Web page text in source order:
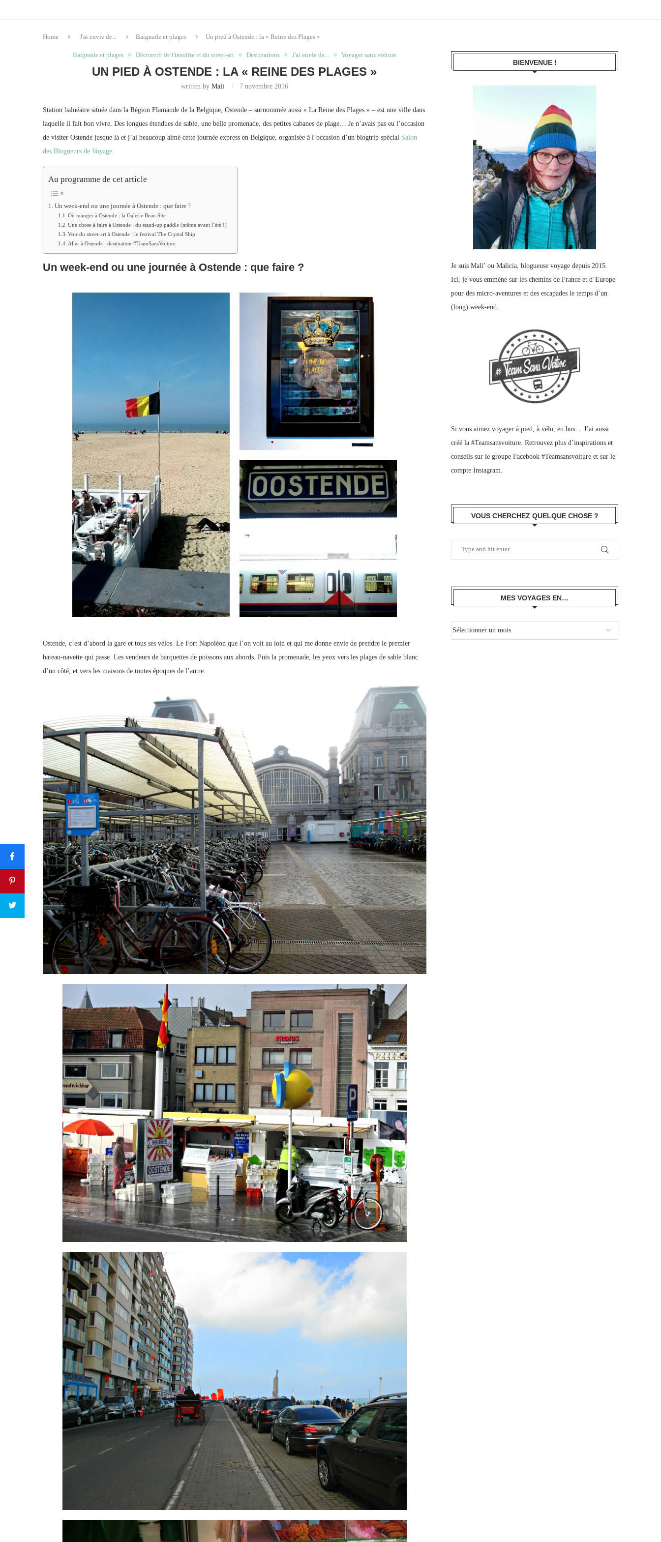
Home J'ai envie de... Baignade et plages Un pied à Ostende : la « Reine des Plages »
Baignade et plages Découvrir de l'insolite et du street-art Destinations J'ai envie de... Voyager sans voiture
UN PIED À OSTENDE : LA « REINE DES PLAGES »
written by Mali 7 novembre 2016
Station balnéaire située dans la Région Flamande de la Belgique, Ostende – surnommée aussi « La Reine des Plages » – est une ville dans
laquelle il fait bon vivre. Des longues étendues de sable, une belle promenade, des petites cabanes de plage… Je n’avais pas eu l’occasion
de visiter Ostende jusque là et j’ai beaucoup aimé cette journée express en Belgique, organisée à l’occasion d’un blogtrip spécial Salon
des Blogueurs de Voyage.
Au programme de cet article
Un week-end ou une journée à Ostende : que faire ?
Où manger à Ostende : la Galerie Beau Site
Une chose à faire à Ostende : du stand-up paddle (même avant l’été !)
Voir du street-art à Ostende : le festival The Crystal Ship
Aller à Ostende : destination #TeamSansVoiture
Un week-end ou une journée à Ostende : que faire ?
Ostende, c’est d’abord la gare et tous ses vélos. Le Fort Napoléon que l’on voit au loin et qui me donne envie de prendre le premier
bateau-navette qui passe. Les vendeurs de barquettes de poissons aux abords. Puis la promenade, les yeux vers les plages de sable blanc
d’un côté, et vers les maisons de toutes époques de l’autre.
BIENVENUE !
Je suis Mali’ ou Malicia, blogueuse voyage depuis 2015.
Ici, je vous emmène sur les chemins de France et d’Europe
pour des micro-aventures et des escapades le temps d’un
(long) week-end.
Si vous aimez voyager à pied, à vélo, en bus… J’ai aussi
créé la #Teamsansvoiture. Retrouvez plus d’inspirations et
conseils sur le groupe Facebook #Teamsansvoiture et sur le
compte Instagram.
VOUS CHERCHEZ QUELQUE CHOSE ?
MES VOYAGES EN…